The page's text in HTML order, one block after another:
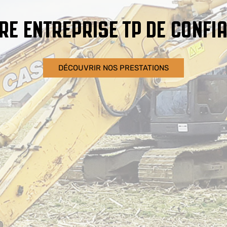
ENTREPRISE TP DE
DÉCOUVRIR NOS PRESTATIONS